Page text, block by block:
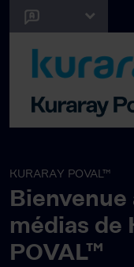
KURARAY POVAL™
Bienvenue
médias de
POVAL™